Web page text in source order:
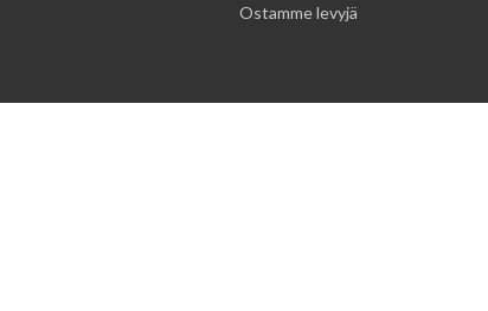
Ostamme levyjä